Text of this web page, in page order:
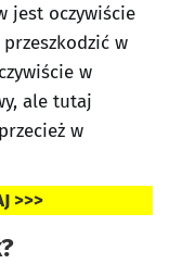
jest oczywiście
w
w
ale tutaj
w
>>>